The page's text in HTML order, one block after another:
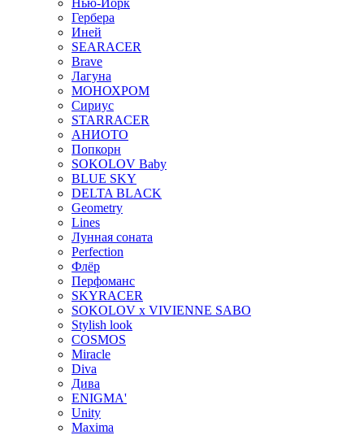
Нью-Йорк
Гербера
Иней
SEARACER
Brave
Лагуна
МОНОХРОМ
Сириус
STARRACER
АНИОТО
Попкорн
SOKOLOV Baby
BLUE SKY
DELTA BLACK
Geometry
Lines
Лунная соната
Perfection
Флёр
Перфоманс
SKYRACER
SOKOLOV x VIVIENNE SABO
Stylish look
COSMOS
Miracle
Diva
Дива
ENIGMA'
Unity
Maxima